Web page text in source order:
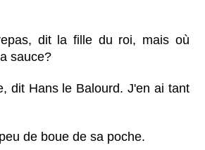
dit la fille du roi, mais où
sauce?
dit Hans le Balourd. J'en ai tant
de boue de sa poche.